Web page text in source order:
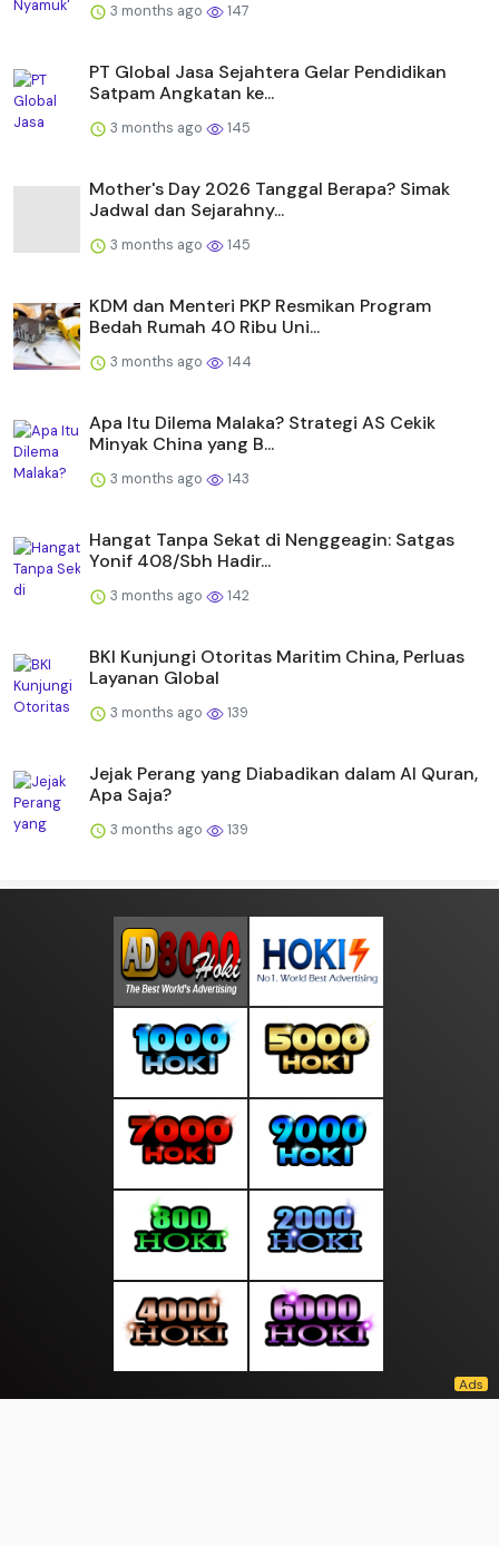
3 months ago 147
PT Global Jasa Sejahtera Gelar Pendidikan
Satpam Angkatan ke...
3 months ago 145
Mother's Day 2026 Tanggal Berapa? Simak
Jadwal dan Sejarahny...
3 months ago 145
KDM dan Menteri PKP Resmikan Program
Bedah Rumah 40 Ribu Uni...
3 months ago 144
Apa Itu Dilema Malaka? Strategi AS Cekik
Minyak China yang B...
3 months ago 143
Hangat Tanpa Sekat di Nenggeagin: Satgas
Yonif 408/Sbh Hadir...
3 months ago 142
BKI Kunjungi Otoritas Maritim China, Perluas
Layanan Global
3 months ago 139
Jejak Perang yang Diabadikan dalam Al Quran,
Apa Saja?
3 months ago 139